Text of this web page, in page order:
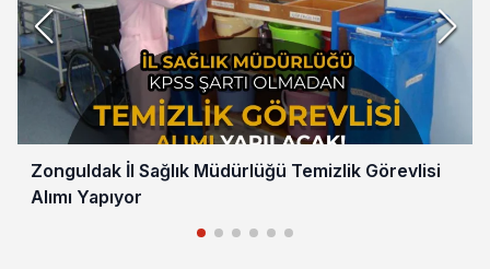
Zonguldak İl Sağlık Müdürlüğü Temizlik Görevlisi
Alımı Yapıyor